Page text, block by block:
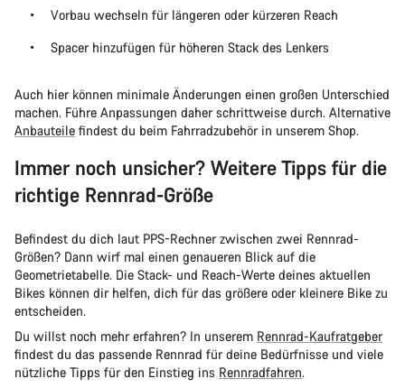
Vorbau wechseln für längeren oder kürzeren Reach
Spacer hinzufügen für höheren Stack des Lenkers
Auch hier können minimale Änderungen einen großen Unterschied
machen. Führe Anpassungen daher schrittweise durch. Alternative
Anbauteile findest du beim Fahrradzubehör in unserem Shop.
Immer noch unsicher? Weitere Tipps für die
richtige Rennrad-Größe
Befindest du dich laut PPS-Rechner zwischen zwei Rennrad-
Größen? Dann wirf mal einen genaueren Blick auf die
Geometrietabelle. Die Stack- und Reach-Werte deines aktuellen
Bikes können dir helfen, dich für das größere oder kleinere Bike zu
entscheiden.
Du willst noch mehr erfahren? In unserem Rennrad-Kaufratgeber
findest du das passende Rennrad für deine Bedürfnisse und viele
nützliche Tipps für den Einstieg ins Rennradfahren.